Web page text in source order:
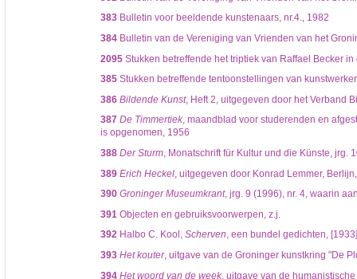
383Bulletin voor beeldende kunstenaars, nr.4., 1982
384Bulletin van de Vereniging van Vrienden van het
2095Stukken betreffende het triptiek van Raffael Becker
385Stukken betreffende tentoonstellingen van
386 Bildende Kunst, Heft 2, uitgegeven door het Verband
387 De Timmertiek, maandblad voor studerenden en
is opgenomen, 1956
388 Der Sturm, Monatschrift für Kultur und die Künste, jrg.
389 Erich Heckel, uitgegeven door Konrad Lemmer,
390 Groninger Museumkrant, jrg. 9 (1996), nr. 4, waarin
391 Objecten en gebruiksvoorwerpen, z.j.
392Halbo C. Kool, Scherven, een bundel gedichten,
393 Het kouter, uitgave van de Groninger kunstkring "De
394 Het woord van de week, uitgave van de